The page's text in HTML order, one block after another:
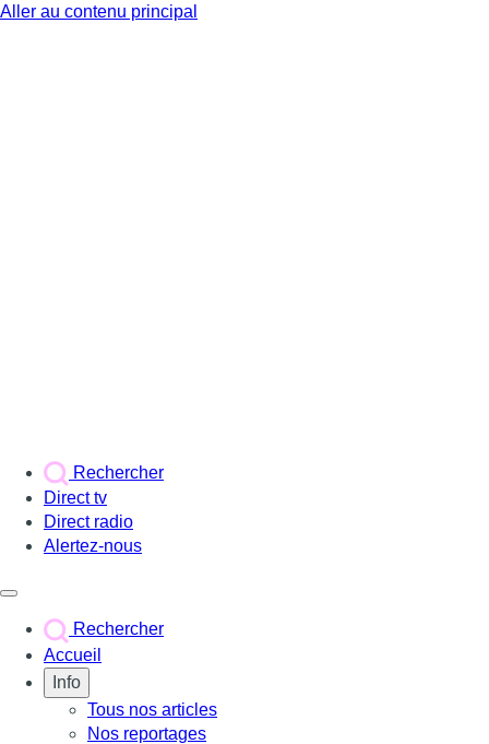
Aller au contenu principal
Rechercher
Direct tv
Direct radio
Alertez-nous
Rechercher
Accueil
Info
Tous nos articles
Nos reportages